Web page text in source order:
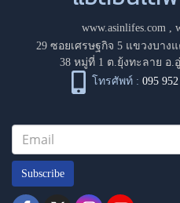
www.asinlifes.com,
29 ซอยเศรษฐกิจ 5 แขวงบาง
38 หมู่ที่ 1 ต.ยุ้งทะลาย อ.
โทรศัพท์ : 095
Subscribe